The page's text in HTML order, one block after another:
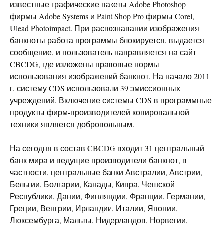
известные графические пакеты Adobe Photoshop
фирмы Adobe Systems и Paint Shop Pro фирмы Corel,
Ulead Photoimpact. При распознавании изображения
банкноты работа программы блокируется, выдается
сообщение, и пользователь направляется на сайт
CBCDG, где изложены правовые нормы
использования изображений банкнот. На начало 2011
г. систему CDS использовали 39 эмиссионных
учреждений. Включение системы CDS в программные
продукты фирм-производителей копировальной
техники является добровольным.
На сегодня в состав CBCDG входит 31 центральный
банк мира и ведущие производители банкнот, в
частности, центральные банки Австралии, Австрии,
Бельгии, Болгарии, Канады, Кипра, Чешской
Республики, Дании, Финляндии, Франции, Германии,
Греции, Венгрии, Ирландии, Италии, Японии,
Люксембурга, Мальты, Нидерландов, Норвегии,